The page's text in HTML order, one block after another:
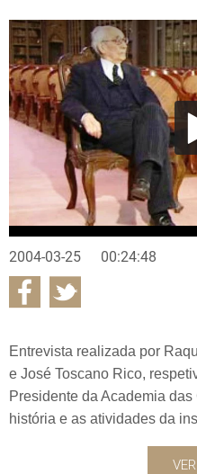
2004-03-25 00:24:48
Entrevista realizada por
e José Toscano Rico,
Presidente da Academia
história e as atividades da